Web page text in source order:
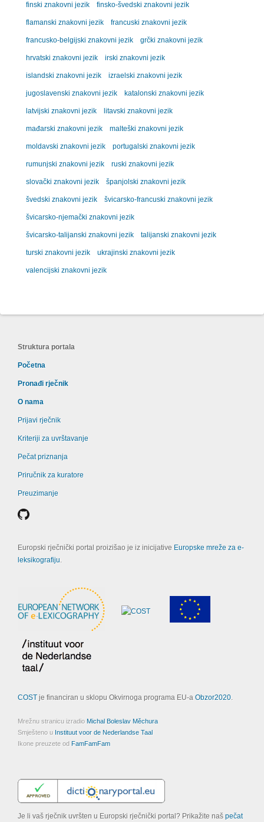
finski znakovni jezik finsko-švedski znakovni jezik
flamanski znakovni jezik francuski znakovni jezik
francusko-belgijski znakovni jezik grčki znakovni jezik
hrvatski znakovni jezik irski znakovni jezik
islandski znakovni jezik izraelski znakovni jezik
jugoslavenski znakovni jezik katalonski znakovni jezik
latvijski znakovni jezik litavski znakovni jezik
mađarski znakovni jezik malteški znakovni jezik
moldavski znakovni jezik portugalski znakovni jezik
rumunjski znakovni jezik ruski znakovni jezik
slovački znakovni jezik španjolski znakovni jezik
švedski znakovni jezik švicarsko-francuski znakovni jezik
švicarsko-njemački znakovni jezik
švicarsko-talijanski znakovni jezik talijanski znakovni jezik
turski znakovni jezik ukrajinski znakovni jezik
valencijski znakovni jezik
Struktura portala
Početna
Pronađi rječnik
O nama
Prijavi rječnik
Kriteriji za uvrštavanje
Pečat priznanja
Priručnik za kuratore
Preuzimanje
Europski rječnički portal proizišao je iz inicijative Europske mreže za e-
leksikografiju.
COSTje financiran u sklopu Okvirnoga programa EU-a Obzor2020.
Mrežnu stranicu izradio Michal Boleslav Měchura
Smješteno u Instituut voor de Nederlandse Taal
Ikone preuzete od FamFamFam
Je li vaš rječnik uvršten u Europski rječnički portal? Prikažite naš pečat